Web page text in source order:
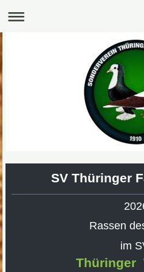
SV Thüringer
Rassen
im
Thüringer